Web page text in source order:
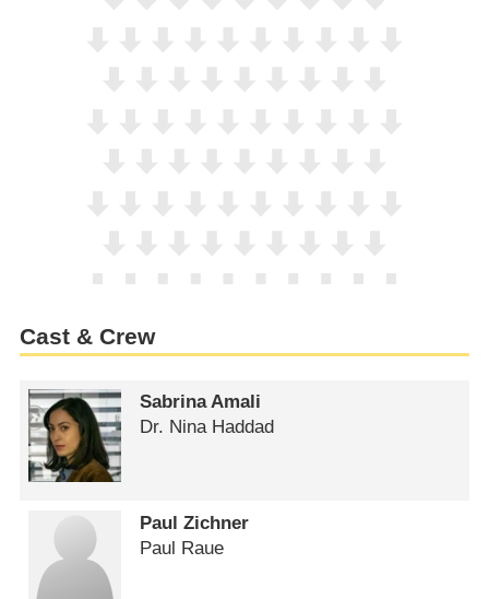
Cast & Crew
Sabrina Amali
Dr. Nina Haddad
Paul Zichner
Paul Raue